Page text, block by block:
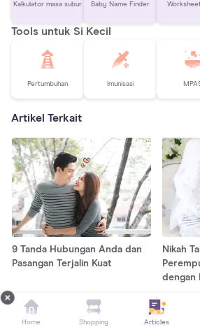
Kalkulator masa subur Baby Name Finder
Tools untuk Si Kecil
Pertumbuhan Imunisasi
Artikel Terkait
9 Tanda Hubungan Anda dan
Pasangan Terjalin Kuat
PERNIKAHAN
Nikah
dengan
Home
Shopping Articles